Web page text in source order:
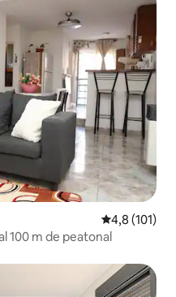
Gemiddelde
4,8 (101)
100 m de peatonal